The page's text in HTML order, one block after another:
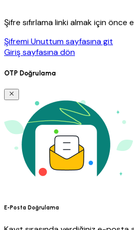
Şifre sıfırlama linki almak için
Şifremi Unuttum sayfasına git
Giriş sayfasına dön
OTP Doğrulama
E-Posta Doğrulama